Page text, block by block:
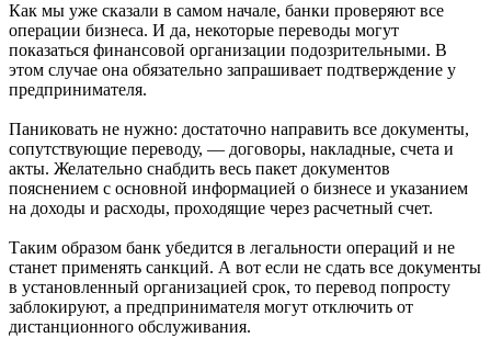
Как мы уже сказали в самом начале, банки проверяют все
операции бизнеса. И да, некоторые переводы могут
показаться финансовой организации подозрительными. В
этом случае она обязательно запрашивает подтверждение у
предпринимателя.
Паниковать не нужно: достаточно направить все документы,
сопутствующие переводу, — договоры, накладные, счета и
акты. Желательно снабдить весь пакет документов
пояснением с основной информацией о бизнесе и указанием
на доходы и расходы, проходящие через расчетный счет.
Таким образом банк убедится в легальности операций и не
станет применять санкций. А вот если не сдать все документы
в установленный организацией срок, то перевод попросту
заблокируют, а предпринимателя могут отключить от
дистанционного обслуживания.